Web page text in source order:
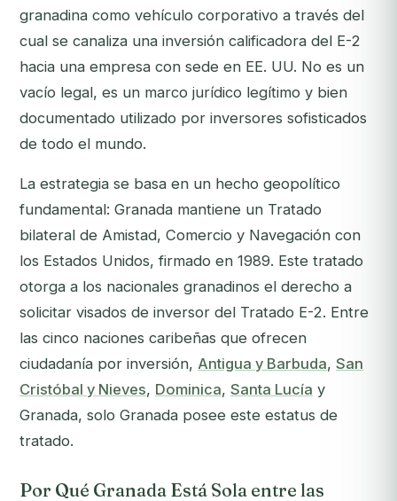
granadina como vehículo corporativo a través del
cual se canaliza una inversión calificadora del E-2
hacia una empresa con sede en EE. UU. No es un
vacío legal, es un marco jurídico legítimo y bien
documentado utilizado por inversores sofisticados
de todo el mundo.
La estrategia se basa en un hecho geopolítico
fundamental: Granada mantiene un Tratado
bilateral de Amistad, Comercio y Navegación con
los Estados Unidos, firmado en 1989. Este tratado
otorga a los nacionales granadinos el derecho a
solicitar visados de inversor del Tratado E-2. Entre
las cinco naciones caribeñas que ofrecen
ciudadanía por inversión, Antigua y Barbuda, San
Cristóbal y Nieves, Dominica, Santa Lucía y
Granada, solo Granada posee este estatus de
tratado.
Por Qué Granada Está Sola entre las